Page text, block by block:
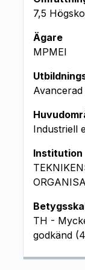
7,5
Ägare
MPMEI
Industriell
Institution
TH -
godkänd